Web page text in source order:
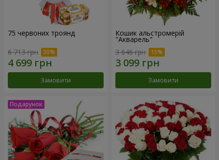
75 червоних троянд
6 713 грн
Замовити
Кошик альстромерій
"Акварель"
3 646 грн
Замовити